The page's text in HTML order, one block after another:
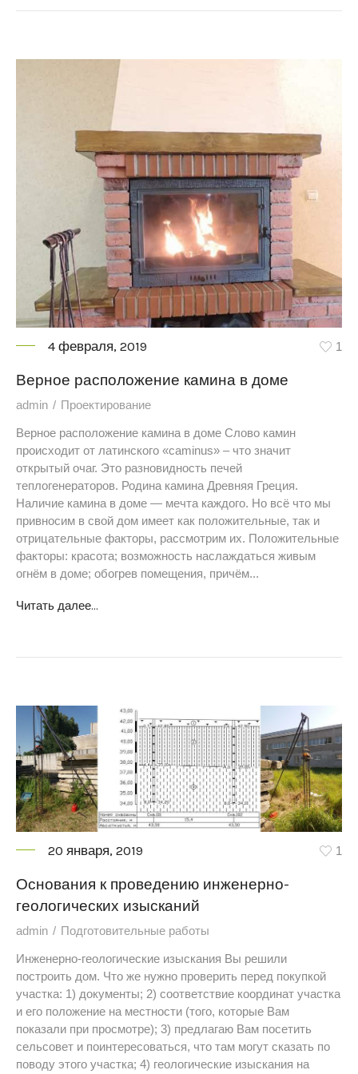
4 февраля, 2019 1
Верное расположение камина в доме
admin Проектирование
Верное расположение камина в доме Слово камин
происходит от латинского «caminus» – что значит
открытый очаг. Это разновидность печей
теплогенераторов. Родина камина Древняя Греция.
Наличие камина в доме — мечта каждого. Но всё что мы
привносим в свой дом имеет как положительные, так и
отрицательные факторы, рассмотрим их. Положительные
факторы: красота; возможность наслаждаться живым
огнём в доме; обогрев помещения, причём...
Читать далее...
20 января, 2019 1
Основания к проведению инженерно-
геологических изысканий
admin Подготовительные работы
Инженерно-геологические изыскания Вы решили
построить дом. Что же нужно проверить перед покупкой
участка: 1) документы; 2) соответствие координат участка
и его положение на местности (того, которые Вам
показали при просмотре); 3) предлагаю Вам посетить
сельсовет и поинтересоваться, что там могут сказать по
поводу этого участка; 4) геологические изыскания на